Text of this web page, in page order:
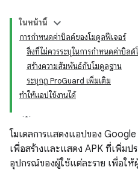
ในหน้านี้
การกำหนดค่าบิลด์ของโมดูลฟีเจอร์
สิ่งที่ไม่ควรระบุในการกำหนดค่าบิล
สร้างความสัมพันธ์กับโมดูลฐาน
ระบุกฎ ProGuard เพิ่มเติม
ทําให้แอปใช้งานได้
โมเดลการแสดงแอปของ Google
เพื่อสร้างและแสดง APK ที่เพิ่มป
อุปกรณ์ของผู้ใช้แต่ละราย เพื่อให้